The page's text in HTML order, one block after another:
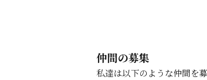
仲間の募集
私達は以下のような仲間を